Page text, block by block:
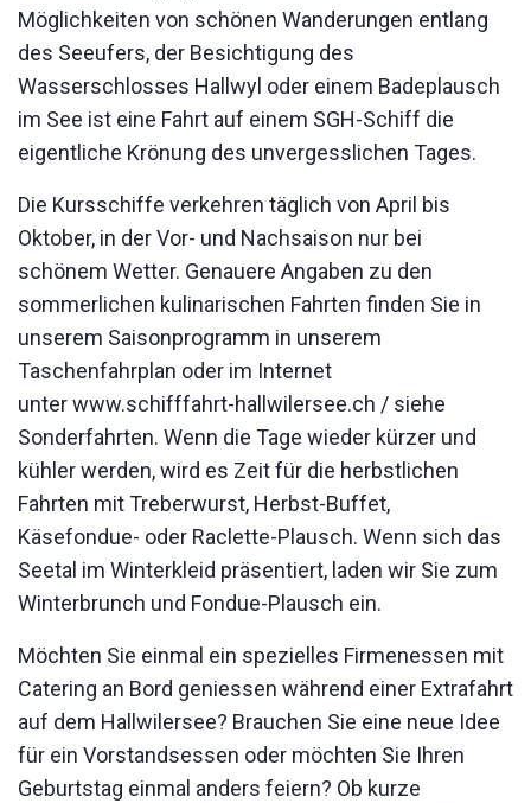
Möglichkeiten von schönen Wanderungen entlang
des Seeufers, der Besichtigung des
Wasserschlosses Hallwyl oder einem Badeplausch
im See ist eine Fahrt auf einem SGH-Schiff die
eigentliche Krönung des unvergesslichen Tages.
Die Kursschiffe verkehren täglich von April bis
Oktober, in der Vor- und Nachsaison nur bei
schönem Wetter. Genauere Angaben zu den
sommerlichen kulinarischen Fahrten finden Sie in
unserem Saisonprogramm in unserem
Taschenfahrplan oder im Internet
unterwww.schifffahrt-hallwilersee.ch / siehe
Sonderfahrten. Wenn die Tage wieder kürzer und
kühler werden, wird es Zeit für die herbstlichen
Fahrten mit Treberwurst, Herbst-Buffet,
Käsefondue- oder Raclette-Plausch. Wenn sich das
Seetal im Winterkleid präsentiert, laden wir Sie zum
Winterbrunch und Fondue-Plausch ein.
Möchten Sie einmal ein spezielles Firmenessen mit
Catering an Bord geniessen während einer Extrafahrt
auf dem Hallwilersee? Brauchen Sie eine neue Idee
für ein Vorstandsessen oder möchten Sie Ihren
Geburtstag einmal anders feiern? Ob kurze